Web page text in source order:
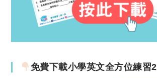
免費下載小學英文全方位練習2